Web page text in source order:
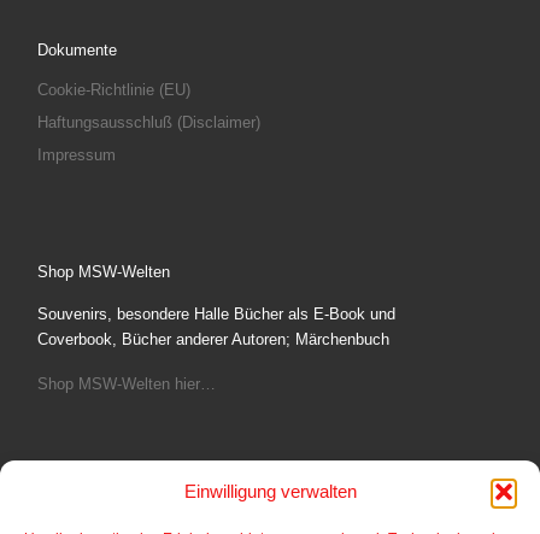
Einwilligung verwalten
Dokumente
Cookie-Richtlinie (EU)
Haftungsausschluß (Disclaimer)
Impressum
Shop MSW-Welten
Souvenirs, besondere Halle Bücher als E-Book und
Coverbook, Bücher anderer Autoren; Märchenbuch
Shop MSW-Welten hier…